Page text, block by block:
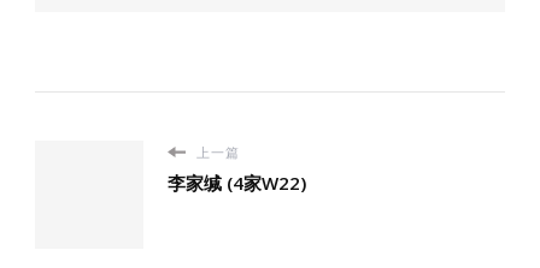
上一篇
李家缄 (4家W22)